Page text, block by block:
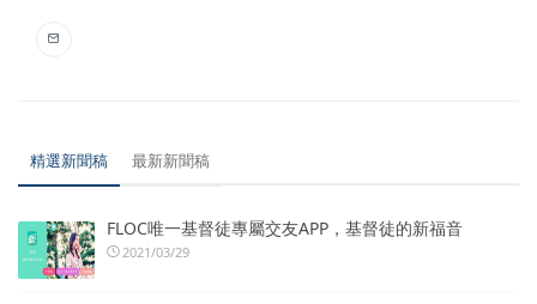
精選新聞稿 最新新聞稿
FLOC唯一基督徒專屬交友APP，基督徒的新福音
2021/03/29